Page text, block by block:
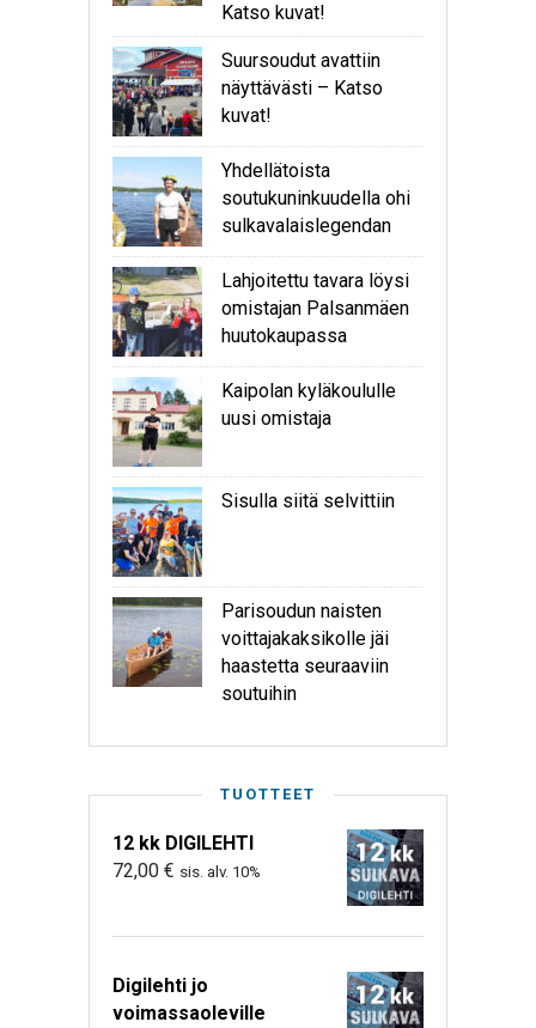
Katso kuvat!
Suursoudut avattiin
näyttävästi – Katso
kuvat!
Yhdellätoista
soutukuninkuudella ohi
sulkavalaislegendan
Lahjoitettu tavara löysi
omistajan Palsanmäen
huutokaupassa
Kaipolan kyläkoululle
uusi omistaja
Sisulla siitä selvittiin
Parisoudun naisten
voittajakaksikolle jäi
haastetta seuraaviin
soutuihin
TUOTTEET
12 kk DIGILEHTI
72,00 € sis. alv. 10%
Digilehti jo
voimassaoleville